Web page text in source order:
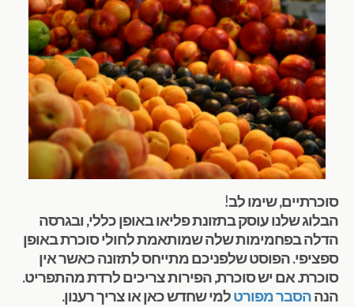
סוכרתיים, שימו לב!
הבלוג שלנו עוסק בתזונת פליאו באופן כללי, ובגרסה
הדלה בפחמימות שלה שמותאמת לחולי סוכרת באופן
ספציפי. הפוסט שלפניכם מתייחס לתזונה כאשר אין
סוכרת. אם יש סוכרת, הפירות צריכים לרדת מהתפריט.
הנההסבר מפורטלמי שחדש כאן או צריך רענון.